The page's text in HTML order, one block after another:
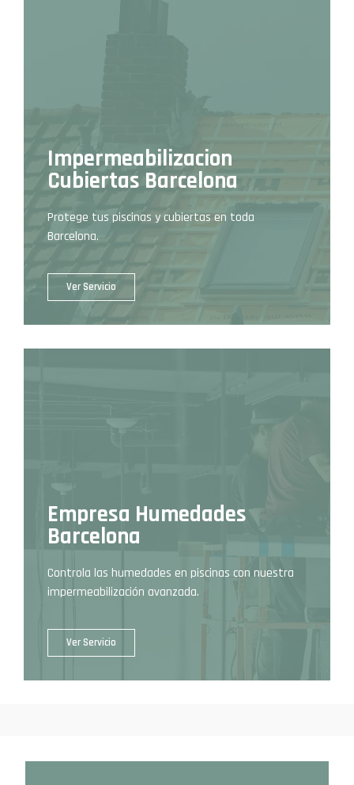
Impermeabilizacion
Cubiertas Barcelona
Protege tus piscinas y cubiertas en toda
Barcelona.
Ver Servicio
Empresa Humedades
Barcelona
Controla las humedades en piscinas con nuestra
impermeabilización avanzada.
Ver Servicio